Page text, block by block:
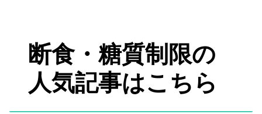
断食・糖質制限の
人気記事はこちら